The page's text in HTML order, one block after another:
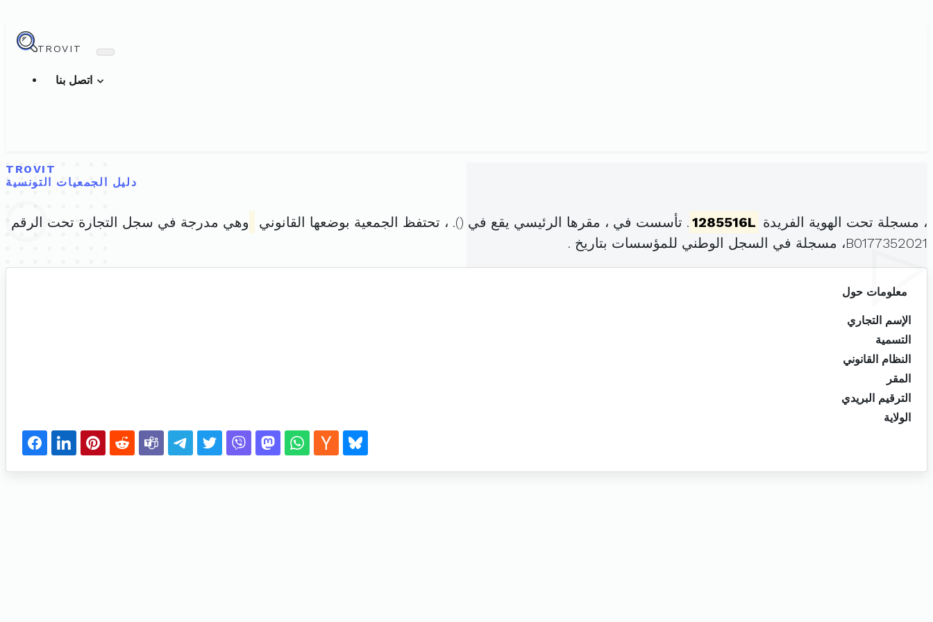
TROVIT
TROVIT
دليل الجمعيات التونسية
، مسجلة تحت الهوية الفريدة 1285516L . تأسست في ، مقرها الرئيسي يقع في (). ، تحتفظ الجمعية بوضعها القانوني
وهي مدرجة في سجل التجارة تحت الرقم
B0177352021، مسجلة في السجل الوطني للمؤسسات بتاريخ .
معلومات حول
الإسم التجاري
التسمية
النظام القانوني
المقر
الترقيم البريدي
الولاية